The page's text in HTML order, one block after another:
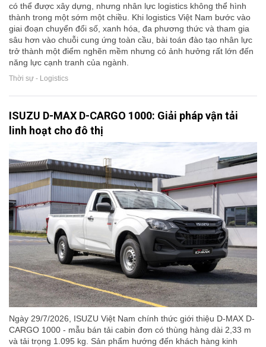
có thể được xây dựng, nhưng nhân lực logistics không thể hình
thành trong một sớm một chiều. Khi logistics Việt Nam bước vào
giai đoạn chuyển đổi số, xanh hóa, đa phương thức và tham gia
sâu hơn vào chuỗi cung ứng toàn cầu, bài toán đào tạo nhân lực
trở thành một điểm nghẽn mềm nhưng có ảnh hưởng rất lớn đến
năng lực cạnh tranh của ngành.
Thời sự - Logistics
ISUZU D-MAX D-CARGO 1000: Giải pháp vận tải
linh hoạt cho đô thị
Ngày 29/7/2026, ISUZU Việt Nam chính thức giới thiệu D-MAX D-
CARGO 1000 - mẫu bán tải cabin đơn có thùng hàng dài 2,33 m
và tải trọng 1.095 kg. Sản phẩm hướng đến khách hàng kinh